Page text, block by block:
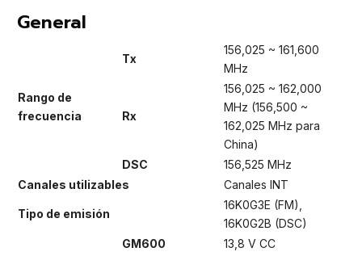
General
Rango de
frecuencia
Tx
156,025 ~ 161,600
MHz
Rx
156,025 ~ 162,000
MHz (156,500 ~
162,025 MHz para
China)
DSC
156,525 MHz
Canales utilizables
Canales INT
Tipo de emisión
16K0G3E (FM),
16K0G2B (DSC)
GM600
13,8 V CC